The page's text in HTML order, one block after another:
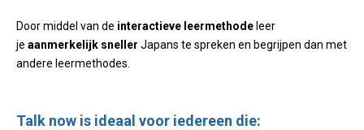
Door middel van de interactieve leermethode leer
je aanmerkelijk sneller Japans te spreken en begrijpen dan met
andere leermethodes.
Talk now is ideaal voor iedereen die: